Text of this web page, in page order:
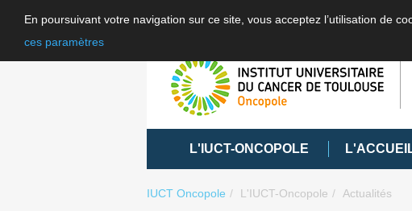
En poursuivant votre navigation sur ce site, vous acceptez l’utilisation de
ces paramètres
L'IUCT-ONCOPOLE
IUCT Oncopole L'IUCT-Oncopole Actualités